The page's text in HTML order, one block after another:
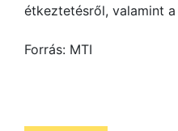
étkeztetésről, valamint
Forrás: MTI